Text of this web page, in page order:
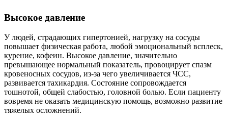
Высокое давление
У людей, страдающих гипертонией, нагрузку на сосуды
повышает физическая работа, любой эмоциональный всплеск,
курение, кофеин. Высокое давление, значительно
превышающее нормальный показатель, провоцирует спазм
кровеносных сосудов, из-за чего увеличивается ЧСС,
развивается тахикардия. Состояние сопровождается
тошнотой, общей слабостью, головной болью. Если пациенту
вовремя не оказать медицинскую помощь, возможно развитие
тяжелых осложнений.